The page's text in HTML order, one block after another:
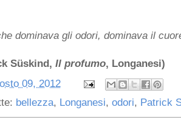
dominava gli odori, dominava il
Süskind, Il profumo, Longanesi)
09, 2012
bellezza, Longanesi, odori, Patrick